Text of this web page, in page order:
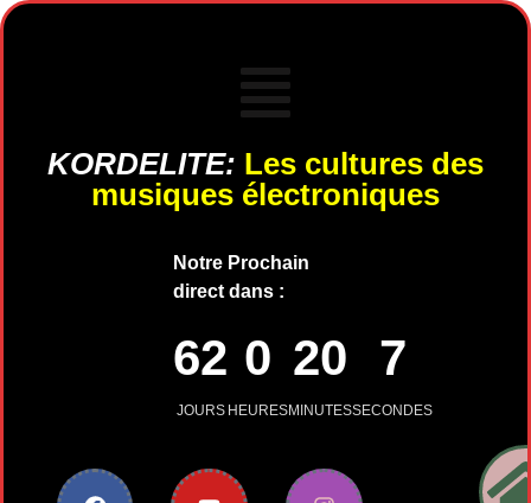
KORDELITE: Les cultures des
musiques électroniques
Notre Prochain
direct dans :
62
JOURS
0
HEURES
20
MINUTES
7
SECONDES